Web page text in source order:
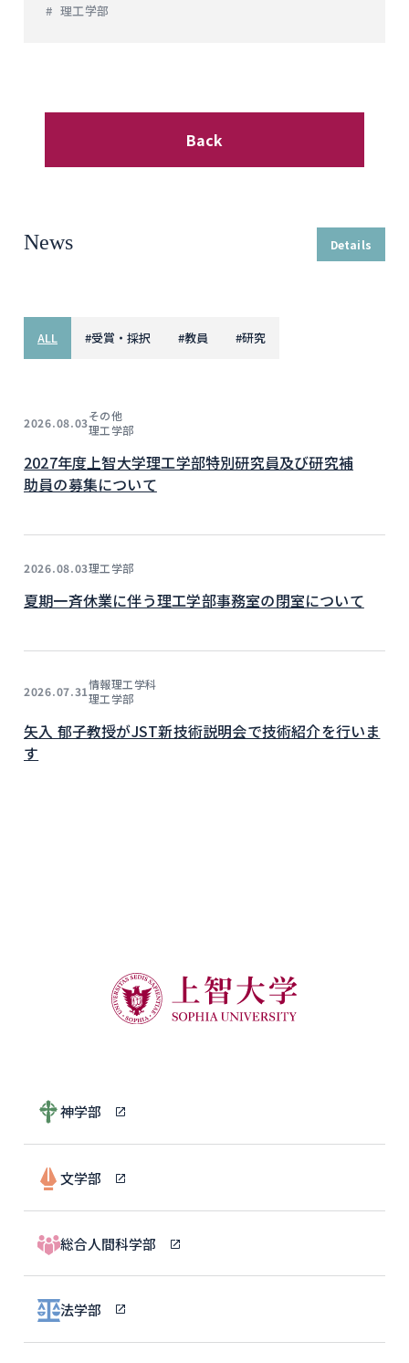
理工学部
Back
News Details
ALL #受賞・採択 #教員 #研究
2026.08.03その他
理工学部
2027年度上智大学理工学部特別研究員及び研究補
助員の募集について
2026.08.03理工学部
夏期一斉休業に伴う理工学部事務室の閉室について
2026.07.31情報理工学科
理工学部
矢入 郁子教授がJST新技術説明会で技術紹介を行いま
す
神学部
文学部
総合人間科学部
法学部